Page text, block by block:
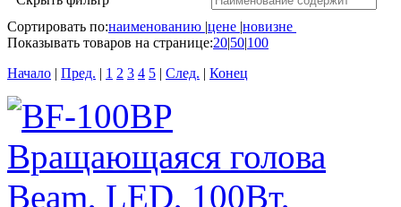
Сортировать по:наименованию |цене |новизне
Показывать товаров на странице:20|50|100
Начало | Пред. | 1 2 3 4 5 | След. | Конец